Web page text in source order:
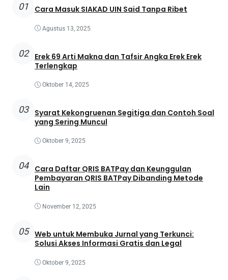
01 Cara Masuk SIAKAD UIN Said Tanpa Ribet
Agustus 13, 2025
02
Erek 69 Arti Makna dan Tafsir Angka Erek Erek
Terlengkap
Oktober 14, 2025
03
Syarat Kekongruenan Segitiga dan Contoh Soal
yang Sering Muncul
Oktober 9, 2025
04
Cara Daftar QRIS BATPay dan Keunggulan
Pembayaran QRIS BATPay Dibanding Metode
Lain
November 12, 2025
05 Web untuk Membuka Jurnal yang Terkunci:
Solusi Akses Informasi Gratis dan Legal
Oktober 9, 2025